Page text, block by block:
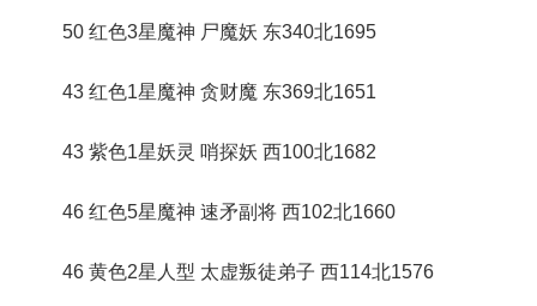
50 红色3星魔神 尸魔妖 东340北1695
43 红色1星魔神 贪财魔 东369北1651
43 紫色1星妖灵 哨探妖 西100北1682
46 红色5星魔神 速矛副将 西102北1660
46 黄色2星人型 太虚叛徒弟子 西114北1576